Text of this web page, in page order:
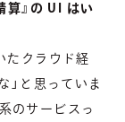
』の UI はい
たクラウド経
」と思っていま
のサービスっ